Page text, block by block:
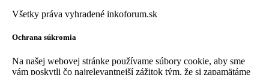
Všetky práva vyhradené inkoforum.sk
Ochrana súkromia
Na našej webovej stránke používame súbory cookie, aby sme
vám poskytli čo najrelevantnejší zážitok tým, že si zapamätáme